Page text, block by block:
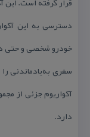
دسترسی به این
خودرو شخصی و حتی
سفری به‌یادماندنی
آكواریوم جزئی از
دارد.